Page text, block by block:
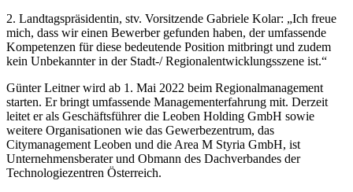
2. Landtagspräsidentin, stv. Vorsitzende Gabriele Kolar: „Ich freue
mich, dass wir einen Bewerber gefunden haben, der umfassende
Kompetenzen für diese bedeutende Position mitbringt und zudem
kein Unbekannter in der Stadt-/ Regionalentwicklungsszene ist.“
Günter Leitner wird ab 1. Mai 2022 beim Regionalmanagement
starten. Er bringt umfassende Managementerfahrung mit. Derzeit
leitet er als Geschäftsführer die Leoben Holding GmbH sowie
weitere Organisationen wie das Gewerbezentrum, das
Citymanagement Leoben und die Area M Styria GmbH, ist
Unternehmensberater und Obmann des Dachverbandes der
Technologiezentren Österreich.